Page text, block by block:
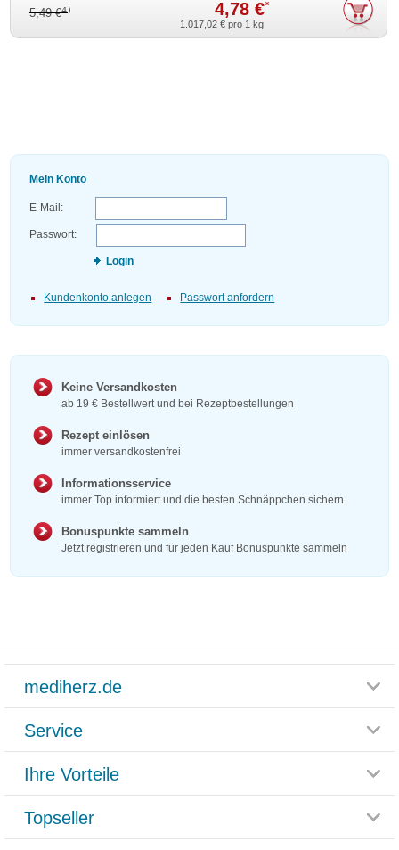
5,49 €4) 4,78 €*
1.017,02 € pro 1 kg
Mein Konto
E-Mail:
Passwort:
Login
Kundenkonto anlegen Passwort anfordern
Keine Versandkosten
ab 19 € Bestellwert und bei Rezeptbestellungen
Rezept einlösen
immer versandkostenfrei
Informationsservice
immer Top informiert und die besten Schnäppchen sichern
Bonuspunkte sammeln
Jetzt registrieren und für jeden Kauf Bonuspunkte sammeln
mediherz.de
Glossar
Häufig gestellte Fragen
Datenschutz
Service
Rücksendemöglichkeit
Paketlieferstatus
Ihre Vorteile
Rezeptlieferung
Bonusprogramm
Topseller